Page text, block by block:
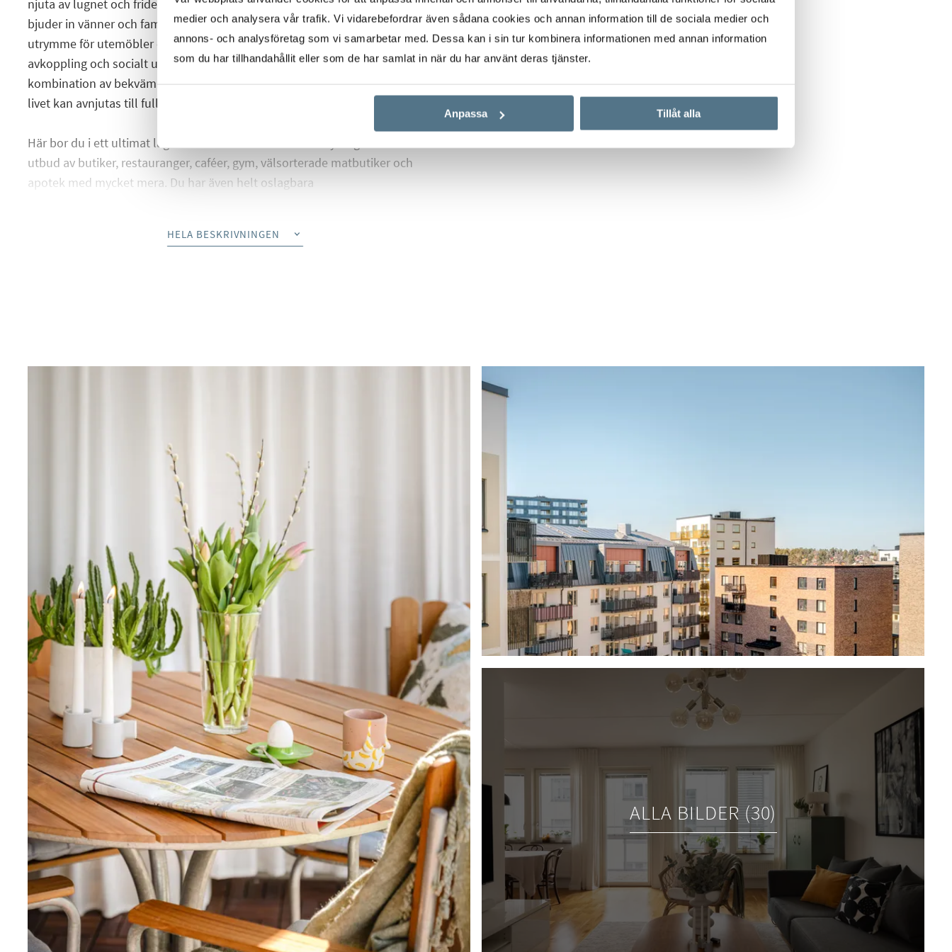
medier och analysera vår trafik. Vi vidarebefordrar även sådana cookies och annan information till de sociala medier och
annons- och analysföretag som vi samarbetar med. Dessa kan i sin tur kombinera informationen med annan information
som du har tillhandahållit eller som de har samlat in när du har använt deras tjänster.
Anpassa Tillåt alla
njuta av lugnet och friden samtidigt som du avnjuter din morgonkaffe eller
bjuder in vänner och familj för trevliga stunder utomhus. Med gott om
utrymme för utemöbler och växter blir detta snabbt en favoritplats för
avkoppling och socialt umgänge. Alpvägen 23 erbjuder en harmonisk
kombination av bekvämlighet och stil, perfekt för dig som söker ett hem där
livet kan avnjutas till fullo.
Här bor du i ett ultimat läge med direkt närhet till Sundbyberg och dess
utbud av butiker, restauranger, caféer, gym, välsorterade matbutiker och
apotek med mycket mera. Du har även helt oslagbara
promenad från bostaden. Härifrån tar du dig till Stockholms city på endast 5
HELA BESKRIVNINGEN
ALLA BILDER (30)